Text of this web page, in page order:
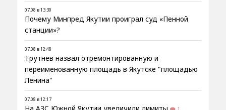
07.08 в 13:30
Почему Минпред Якутии проиграл суд «Пенной
станции»?
07.08 в 12:48
Трутнев назвал отремонтированную и
переименованную площадь в Якутске "площадью
Ленина"
07.08 в 12:17